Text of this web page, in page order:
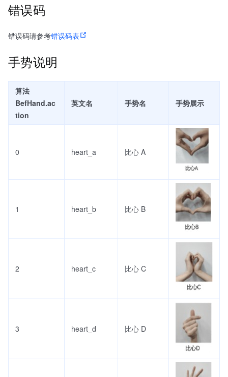
错误码
错误码请参考错误码表
手势说明
算法
BefHand.ac
tion
英文名 手势名 手势展示
0 heart_a 比心 A
1 heart_b 比心 B
2 heart_c 比心 C
3 heart_d 比心 D